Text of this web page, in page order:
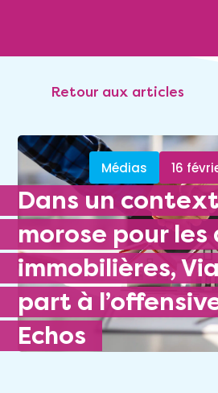
Retour aux articles
Médias 16
Dans un contexte
morose pour les
immobilières,
part à
Echos